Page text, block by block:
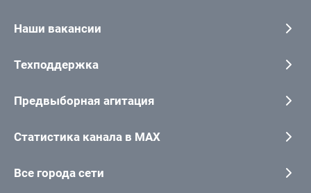
Наши вакансии
Техподдержка
Предвыборная агитация
Статистика канала в MAX
Все города сети